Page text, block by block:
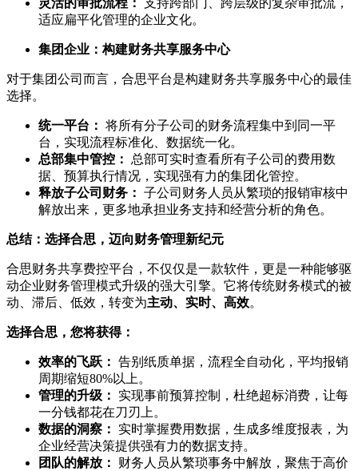
适应扁平化管理的企业文化。
集团企业：构建财务共享服务中心
对于集团公司而言，合思平台是构建财务共享服务中心的最佳
选择。
统一平台： 将所有分子公司的财务流程集中到同一平
台，实现流程标准化、数据统一化。
总部集中管控：
总部可实时查看所有子公司的费用数
据、预算执行情况，实现强有力的集团化管控。
释放子公司财务： 子公司财务人员从繁琐的报销审核中
解放出来，更多地承担业务支持和经营分析的角色。
总结：选择合思，迈向财务管理新纪元
合思财务共享费控平台，不仅仅是一款软件，更是一种能够驱
动企业财务管理模式升级的强大引擎。它将传统财务模式的被
动、滞后、低效，转变为主动、实时、高效。
选择合思，您将获得：
效率的飞跃： 告别纸质单据，流程全自动化，平均报销
周期缩短80%以上。
管理的升级：
实现事前预算控制，杜绝超标消费，让每
一分钱都花在刀刃上。
数据的洞察：
实时掌握费用数据，生成多维度报表，为
企业经营决策提供强有力的数据支持。
团队的解放：
财务人员从繁琐事务中解放，聚焦于高价